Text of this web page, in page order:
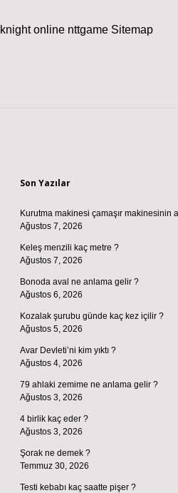
knight online nttgame Sitemap
Son Yazılar
Kurutma makinesi çamaşır makinesinin
Ağustos 7, 2026
Keleş menzili kaç metre ?
Ağustos 7, 2026
Bonoda aval ne anlama gelir ?
Ağustos 6, 2026
Kozalak şurubu günde kaç kez içilir ?
Ağustos 5, 2026
Avar Devleti’ni kim yıktı ?
Ağustos 4, 2026
79 ahlaki zemime ne anlama gelir ?
Ağustos 3, 2026
4 birlik kaç eder ?
Ağustos 3, 2026
Şorak ne demek ?
Temmuz 30, 2026
Testi kebabı kaç saatte pişer ?